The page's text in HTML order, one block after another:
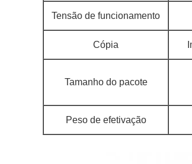
Tensão de funcionamento
Cópia
Tamanho do pacote
Peso de efetivação